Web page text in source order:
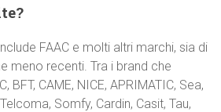
FAAC e molti altri marchi, sia di
meno recenti. Tra i brand che
BFT, CAME, NICE, APRIMATIC, Sea,
Somfy, Cardin, Casit, Tau,